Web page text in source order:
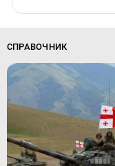
СПРАВОЧНИК